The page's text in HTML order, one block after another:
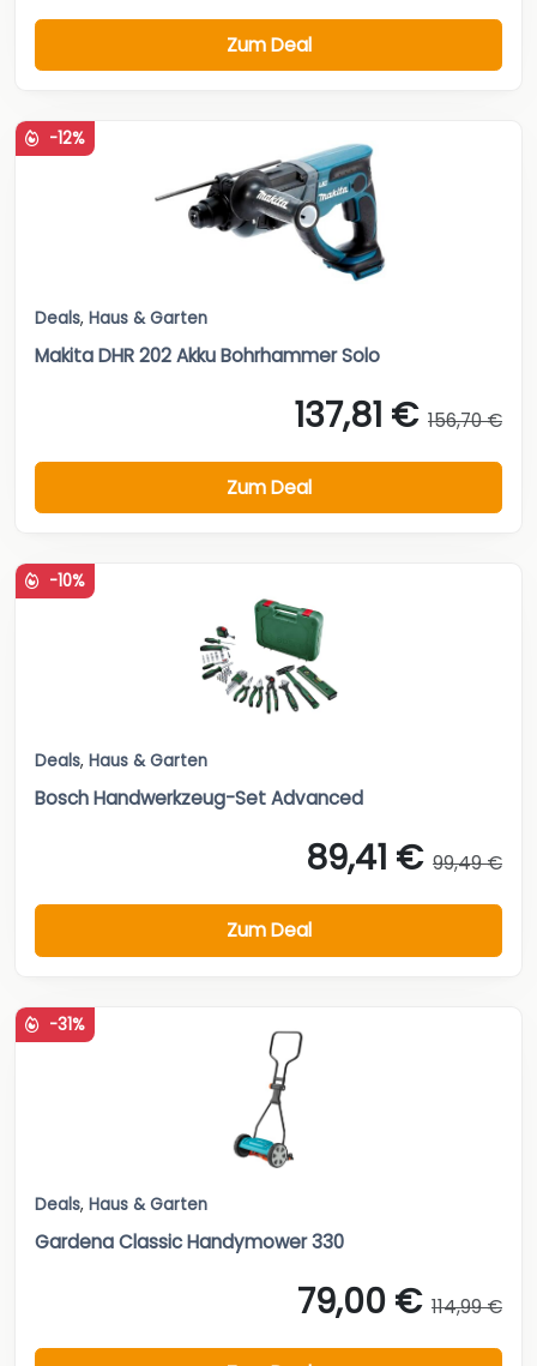
Zum Deal
-12%
Deals, Haus & Garten
Makita DHR 202 Akku Bohrhammer Solo
137,81 € 156,70 €
Zum Deal
-10%
Deals, Haus & Garten
Bosch Handwerkzeug-Set Advanced
89,41 € 99,49 €
Zum Deal
-31%
Deals, Haus & Garten
Gardena Classic Handymower 330
79,00 € 114,99 €